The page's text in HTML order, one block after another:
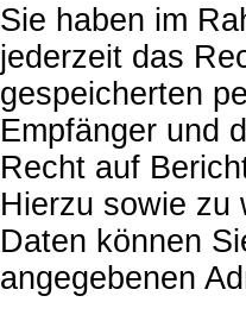
Sie haben im
jederzeit das
gespeicherten
Empfänger und
Recht auf
Hierzu sowie zu
Daten können
angegebenen